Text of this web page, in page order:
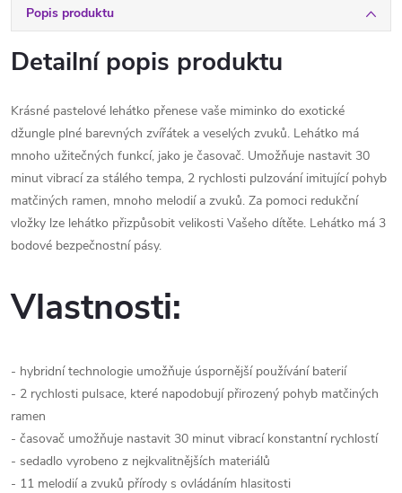
Popis produktu
Detailní popis produktu
Krásné pastelové lehátko přenese vaše miminko do exotické
džungle plné barevných zvířátek a veselých zvuků. Lehátko má
mnoho užitečných funkcí, jako je časovač. Umožňuje nastavit 30
minut vibrací za stálého tempa, 2 rychlosti pulzování imitující pohyb
matčiných ramen, mnoho melodií a zvuků. Za pomoci redukční
vložky lze lehátko přizpůsobit velikosti Vašeho dítěte. Lehátko má 3
bodové bezpečnostní pásy.
Vlastnosti:
- hybridní technologie umožňuje úspornější používání baterií
- 2 rychlosti pulsace, které napodobují přirozený pohyb matčiných
ramen
- časovač umožňuje nastavit 30 minut vibrací konstantní rychlostí
- sedadlo vyrobeno z nejkvalitnějších materiálů
- 11 melodií a zvuků přírody s ovládáním hlasitosti